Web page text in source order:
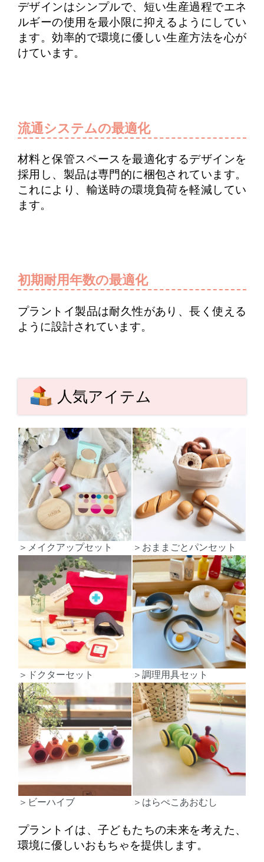
デザインはシンプルで、短い生産過程でエネ
ルギーの使用を最小限に抑えるようにしてい
ます。効率的で環境に優しい生産方法を心が
けています。
流通システムの最適化
材料と保管スペースを最適化するデザインを
採用し、製品は専門的に梱包されています。
これにより、輸送時の環境負荷を軽減してい
ます。
初期耐用年数の最適化
プラントイ製品は耐久性があり、長く使える
ように設計されています。
人気アイテム
＞メイクアップセット ＞おままごとパンセット
＞ドクターセット ＞調理用具セット
＞ビーハイブ ＞はらぺこあおむし
プラントイは、子どもたちの未来を考えた、
環境に優しいおもちゃを提供します。